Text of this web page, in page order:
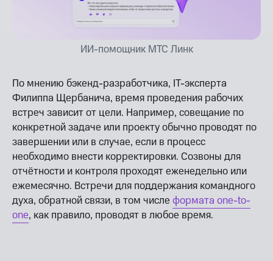
ИИ-помощник МТС Линк
По мнению бэкенд-разработчика, IT-эксперта
Филиппа Щербанича, время проведения рабочих
встреч зависит от цели. Например, совещание по
конкретной задаче или проекту обычно проводят по
завершении или в случае, если в процесс
необходимо внести корректировки. Созвоны для
отчётности и контроля проходят еженедельно или
ежемесячно. Встречи для поддержания командного
духа, обратной связи, в том числе формата one-to-
one, как правило, проводят в любое время.